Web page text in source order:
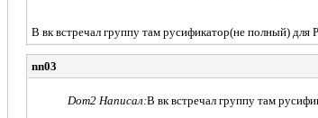
В вк встречал группу там русификатор(не полный) для
nn03
Dom2 Написал:В вк встречал группу там